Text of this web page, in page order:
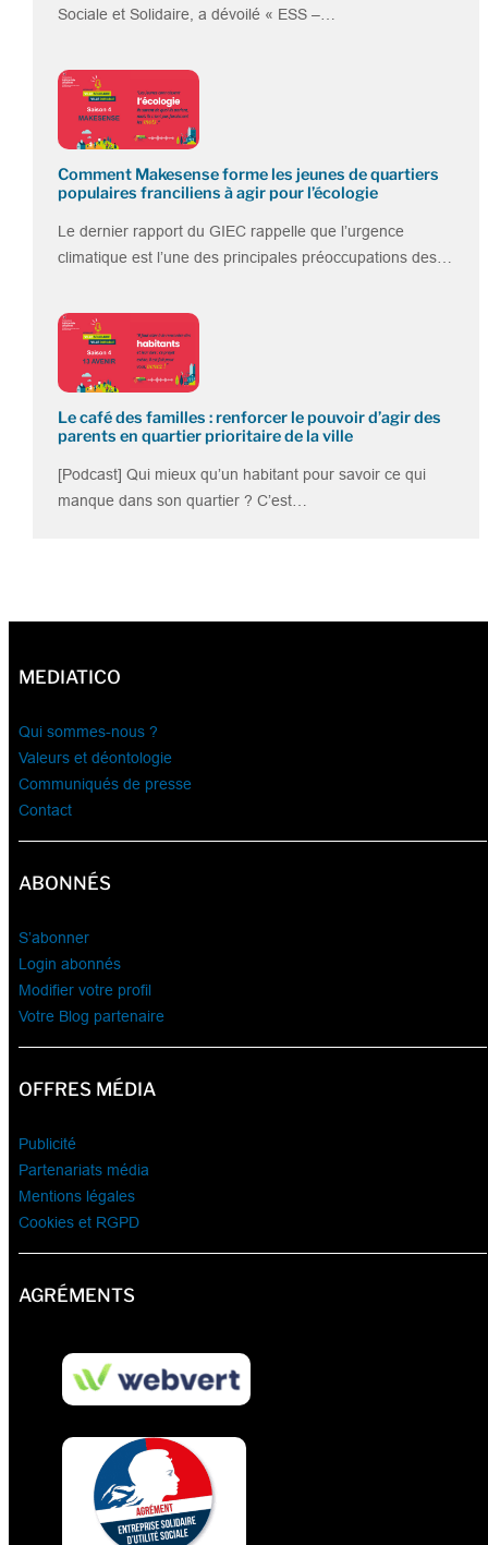
Sociale et Solidaire, a dévoilé « ESS –…
Comment Makesense forme les jeunes de quartiers
populaires franciliens à agir pour l’écologie
Le dernier rapport du GIEC rappelle que l’urgence
climatique est l’une des principales préoccupations des…
Le café des familles : renforcer le pouvoir d’agir des
parents en quartier prioritaire de la ville
[Podcast] Qui mieux qu’un habitant pour savoir ce qui
manque dans son quartier ? C’est…
MEDIATICO
Qui sommes-nous ?
Valeurs et déontologie
Communiqués de presse
Contact
ABONNÉS
S’abonner
Login abonnés
Modifier votre profil
Votre Blog partenaire
OFFRES MÉDIA
Publicité
Partenariats média
Mentions légales
Cookies et RGPD
AGRÉMENTS